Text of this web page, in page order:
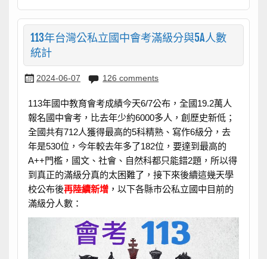
113年台灣公私立國中會考滿級分與5A人數
統計
2024-06-07 126 comments
113年國中教育會考成績今天6/7公布，全國19.2萬人
報名國中會考，比去年少約6000多人，創歷史新低；
全國共有712人獲得最高的5科精熟、寫作6級分，去
年是530位，今年較去年多了182位，要達到最高的
A++門檻，國文、社會、自然科都只能錯2題，所以得
到真正的滿級分真的太困難了，接下來後續這幾天學
校公布後再陸續新增， 以下各縣市公私立國中目前的
滿級分人數：